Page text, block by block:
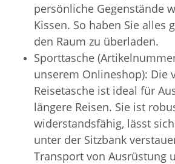
persönliche Gegenstände
Kissen. So haben Sie alles
den Raum zu überladen.
Sporttasche
unserem Onlineshop): Die
Reisetasche ist ideal für
längere Reisen. Sie ist
widerstandsfähig, lässt
unter der Sitzbank
Transport von Ausrüstung